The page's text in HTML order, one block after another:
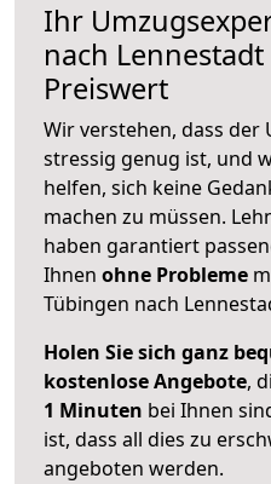
Ihr
nach Lennestadt
Preiswert
Wir verstehen, dass der
stressig genug ist, und
helfen, sich keine
machen zu müssen.
haben garantiert
Ihnen ohne Probleme
Tübingen nach
Holen Sie sich ganz
kostenlose Angebote,
1 Minuten bei Ihnen
ist, dass all dies zu
angeboten werden.